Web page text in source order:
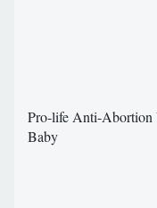
Pro-life Anti-Abortion
Baby